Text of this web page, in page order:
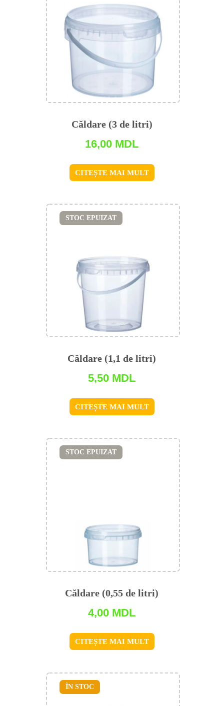
Căldare (3 de litri)
16,00 MDL
CITEȘTE MAI MULT
Căldare (1,1 de litri)
5,50 MDL
CITEȘTE MAI MULT
STOC EPUIZAT
Căldare (0,55 de litri)
4,00 MDL
CITEȘTE MAI MULT
STOC EPUIZAT
ÎN STOC